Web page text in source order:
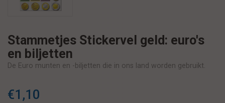
Stammetjes Stickervel geld: euro's
en biljetten
De Euro munten en -biljetten die in ons land worden gebruikt.
€1,10